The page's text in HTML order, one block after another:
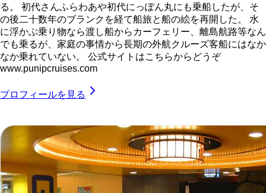
る。 初代さんふらわあや初代にっぽん丸にも乗船したが、そ
の後二十数年のブランクを経て船旅と船の絵を再開した。 水
に浮かぶ乗り物なら渡し船からカーフェリー、離島航路等なん
でも乗るが、家庭の事情から長期の外航クルーズ客船にはなか
なか乗れていない。 公式サイトはこちらからどうぞ
www.punipcruises.com
プロフィールを見る